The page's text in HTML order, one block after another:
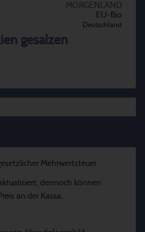
MORGENLAND
EU-Bio
Deutschland
gesalzen
Mehrwertsteuer
dennoch können
an der Kassa.